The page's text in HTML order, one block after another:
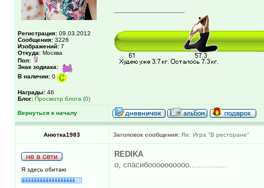
Регистрация: 09.03.2012
Сообщения: 3226
Изображений: 7
Откуда: Москва
Пол:
Знак зодиака:
В наличии: 0
Награды: 46
Блог: Просмотр блога (0)
Вернуться к началу
Анютка1983 Заголовок сообщения: Re: Игра "В ресторане"
Я здесь обитаю
REDIKA
о, спасибоооооооооо................